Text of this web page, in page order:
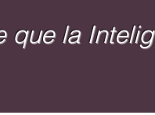
que la